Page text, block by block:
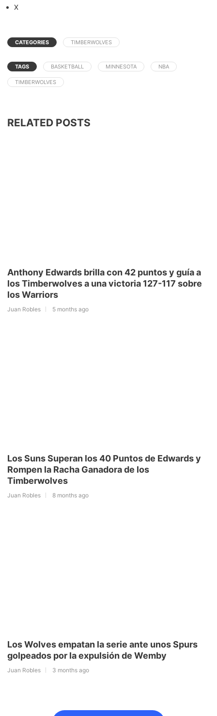
X
CATEGORIES TIMBERWOLVES
TAGS BASKETBALL MINNESOTA NBA
TIMBERWOLVES
RELATED POSTS
Anthony Edwards brilla con 42 puntos y guía a
los Timberwolves a una victoria 127-117 sobre
los Warriors
Juan Robles 5 months ago
Los Suns Superan los 40 Puntos de Edwards y
Rompen la Racha Ganadora de los
Timberwolves
Juan Robles 8 months ago
Los Wolves empatan la serie ante unos Spurs
golpeados por la expulsión de Wemby
Juan Robles 3 months ago